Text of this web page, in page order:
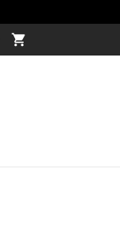
shopping_cart